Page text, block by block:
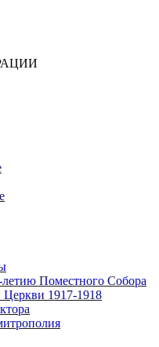
Поместного Собора
Церкви 1917-1918